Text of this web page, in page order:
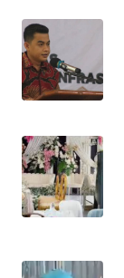
WN
TEBING
TINGGI
WN
PAKPAK
WN
KARAWANG
WN